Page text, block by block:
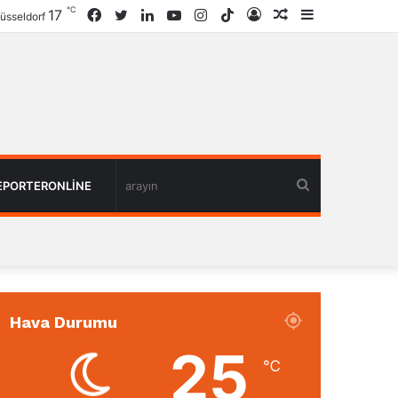
Rastgele
Giriş
TikTok
Instagram
YouTube
LinkedIn
Twitter
Facebook
17 ℃
Hava Durumu
25 ℃